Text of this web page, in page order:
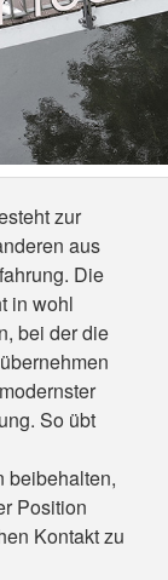
zur
aus
Die
in wohl
bei der die
So übt
beibehalten,
Position
Kontakt zu